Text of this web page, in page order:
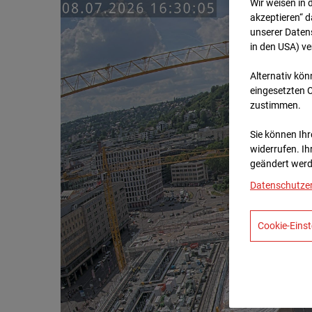
Wir weisen in
akzeptieren“
unserer
in den USA)
Alternativ
eingesetzten
zustimmen.
Sie können
widerrufen.
geändert
Cookie-